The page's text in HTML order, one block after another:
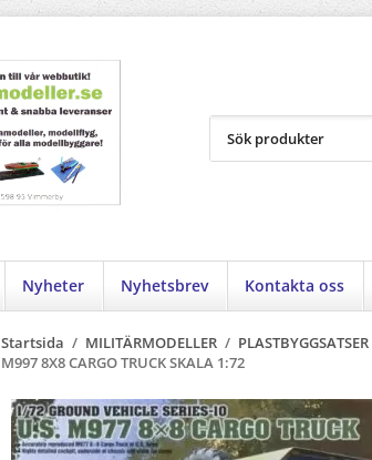
Nyheter Nyhetsbrev Kontakta oss
Startsida / MILITÄRMODELLER / PLASTBYGGSATSER
M997 8X8 CARGO TRUCK SKALA 1:72